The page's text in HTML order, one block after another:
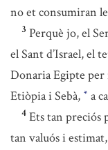
no et consumiran
3 Perquè jo, el
el Sant d’Israel, el
Donaria Egipte per
Etiòpia i Sebà, * a
4 Ets tan preciós
tan valuós i estimat,